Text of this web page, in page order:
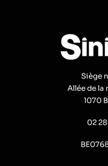
Siège
Allée de la
1070
02